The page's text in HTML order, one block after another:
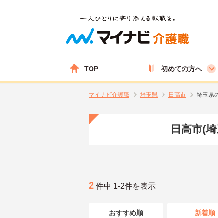
TOP 初めての方へ
マイナビ介護職 埼玉県 日高市 埼玉県
日高市(
2 件中 1-2件を表示
おすすめ順 新着順